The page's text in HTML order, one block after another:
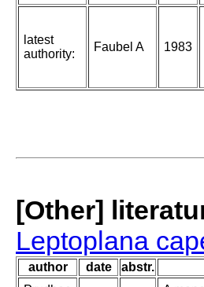
latest
authority:
Faubel A 1983
[Other]
Leptoplana
author date abstr.